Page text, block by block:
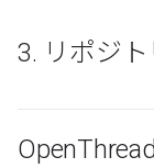
3. リポジ
OpenThread